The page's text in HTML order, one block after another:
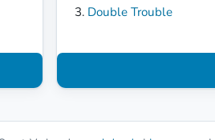
Double Trouble